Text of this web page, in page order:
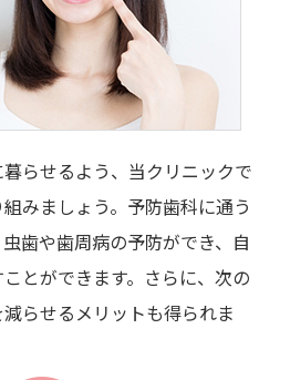
らせるよう、当クリニックで
みましょう。予防歯科に通う
歯や歯周病の予防ができ、自
とができます。さらに、次の
らせるメリットも得られま